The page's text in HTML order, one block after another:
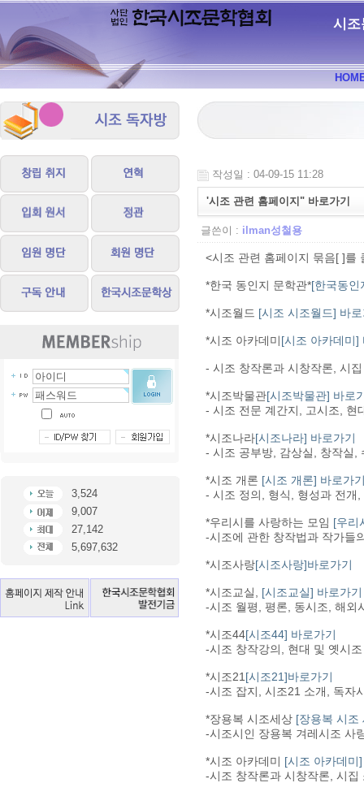
시조
3,524
9,007
27,142
5,697,632
작성일 : 04-09-15 11:28
'시조 관련 홈페이지" 바로가기
글쓴이 : ilman성철용
<시조 관련 홈페이지 묶음[ ]를
*한국 동인지 문학관*[한국동인
*시조월드 [시조 시조월드] 바
*시조 아카데미[시조 아카데미]
- 시조 창작론과 시창작론, 시
*시조박물관[시조박물관] 바로
- 시조 전문 계간지, 고시조, 현
*시조나라[시조나라] 바로가기
- 시조 공부방, 감상실, 창작실,
*시조 개론 [시조 개론] 바로가
- 시조 정의, 형식, 형성과 전개
*우리시를 사랑하는 모임 [우리
-시조에 관한 창작법과 작가들
*시조사랑[시조사랑]바로가기
*시조교실, [시조교실] 바로가기
-시조 월평, 평론, 동시조, 해외
*시조44[시조44] 바로가기
-시조 창작강의, 현대 및 옛시
*시조21[시조21]바로가기
-시조 잡지, 시조21 소개, 독자
*장용복 시조세상 [장용복 시조
-시조시인 장용복 겨레시조 사
*시조 아카데미 [시조 아카데미
-시조 창작론과 시창작론, 시집